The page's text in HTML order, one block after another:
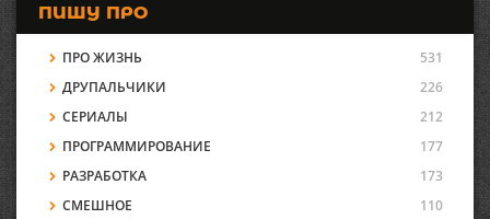
ПИШУ ПРО
ПРО ЖИЗНЬ
531
ДРУПАЛЬЧИКИ
226
СЕРИАЛЫ
212
ПРОГРАММИРОВАНИЕ
177
РАЗРАБОТКА
173
СМЕШНОЕ
110